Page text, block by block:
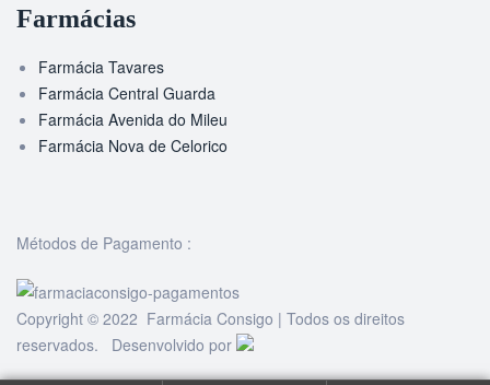
Farmácias
Farmácia Tavares
Farmácia Central Guarda
Farmácia Avenida do Mileu
Farmácia Nova de Celorico
Métodos de Pagamento :
Copyright © 2022 Farmácia Consigo | Todos os direitos
reservados. Desenvolvido por